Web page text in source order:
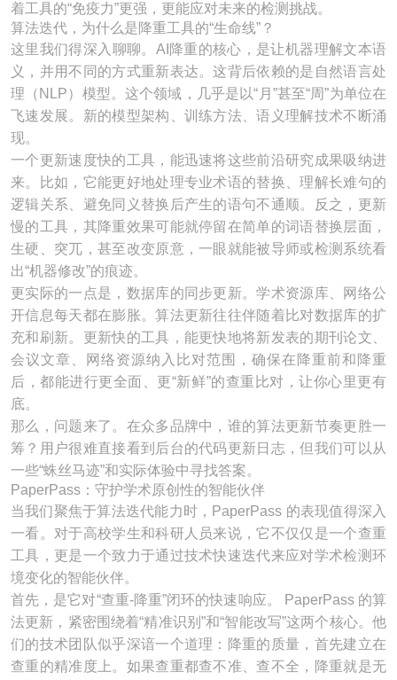
着工具的“免疫力”更强，更能应对未来的检测挑战。
算法迭代，为什么是降重工具的“生命线”？
这里我们得深入聊聊。AI降重的核心，是让机器理解文本语
义，并用不同的方式重新表达。这背后依赖的是自然语言处
理（NLP）模型。这个领域，几乎是以“月”甚至“周”为单位在
飞速发展。新的模型架构、训练方法、语义理解技术不断涌
现。
一个更新速度快的工具，能迅速将这些前沿研究成果吸纳进
来。比如，它能更好地处理专业术语的替换、理解长难句的
逻辑关系、避免同义替换后产生的语句不通顺。反之，更新
慢的工具，其降重效果可能就停留在简单的词语替换层面，
生硬、突兀，甚至改变原意，一眼就能被导师或检测系统看
出“机器修改”的痕迹。
更实际的一点是，数据库的同步更新。学术资源库、网络公
开信息每天都在膨胀。算法更新往往伴随着比对数据库的扩
充和刷新。更新快的工具，能更快地将新发表的期刊论文、
会议文章、网络资源纳入比对范围，确保在降重前和降重
后，都能进行更全面、更“新鲜”的查重比对，让你心里更有
底。
那么，问题来了。在众多品牌中，谁的算法更新节奏更胜一
筹？用户很难直接看到后台的代码更新日志，但我们可以从
一些“蛛丝马迹”和实际体验中寻找答案。
PaperPass：守护学术原创性的智能伙伴
当我们聚焦于算法迭代能力时，PaperPass 的表现值得深入
一看。对于高校学生和科研人员来说，它不仅仅是一个查重
工具，更是一个致力于通过技术快速迭代来应对学术检测环
境变化的智能伙伴。
首先，是它对“查重-降重”闭环的快速响应。 PaperPass 的算
法更新，紧密围绕着“精准识别”和“智能改写”这两个核心。他
们的技术团队似乎深谙一个道理：降重的质量，首先建立在
查重的精准度上。如果查重都查不准、查不全，降重就是无